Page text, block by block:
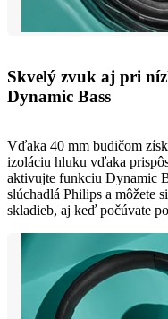
Skvelý zvuk aj pri
Dynamic Bass
Vďaka 40 mm budičom
izoláciu hluku vďaka
aktivujte funkciu Dynamic
slúchadlá Philips a môžete
skladieb, aj keď počúvate